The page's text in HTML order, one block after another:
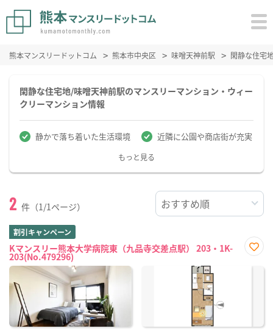
熊本マンスリードットコム 熊本市中央区 味噌天神前駅 閑静な住宅
閑静な住宅地/味噌天神前駅のマンスリーマンション・ウィー
クリーマンション情報
静かで落ち着いた生活環境 近隣に公園や商店街が充実
もっと見る
2 件（1/1ページ）
割引キャンペーン
Kマンスリー熊本大学病院東（九品寺交差点駅） 203・1K-
203(No.479296)
に入